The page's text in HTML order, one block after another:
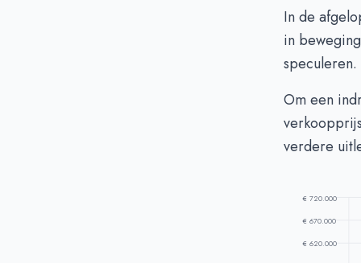
Vraagprijs in
Verkoopprijs
In de
in
speculeren.
Om een
verdere
€ 720.000
€ 670.000
€ 620.000